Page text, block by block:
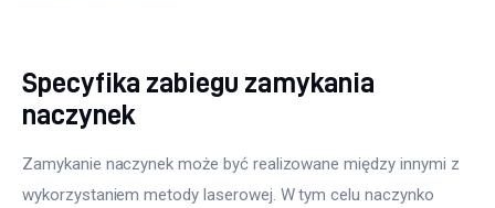
Specyfika zabiegu zamykania
naczynek
Zamykanie naczynek może być realizowane między innymi z
wykorzystaniem metody laserowej. W tym celu naczynko